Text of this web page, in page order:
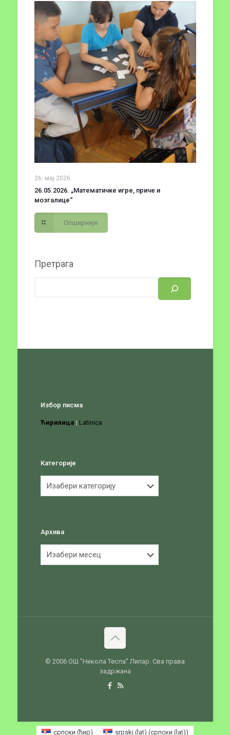
26. мај 2026.
26.05.2026. „Математичке игре, приче и
мозгалице“
Опширније
Претрага
Избор писма
Ћирилица | Latinica
Категорије
Архива
© 2006 ОШ ''Никола Тесла'' Липар. Сва права
задржана
српски (ћир) srpski (lat) (српски (lat))